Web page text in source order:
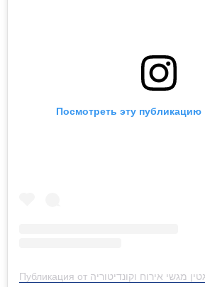
Посмотреть эту публикацию